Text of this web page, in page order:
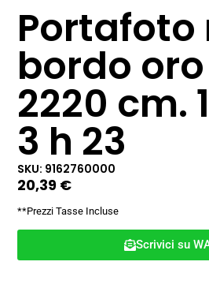
Portafoto
bordo
2220 cm.
3 h 23
SKU: 9162760000
20,39 €
**Prezzi Tasse Incluse
Scrivici su